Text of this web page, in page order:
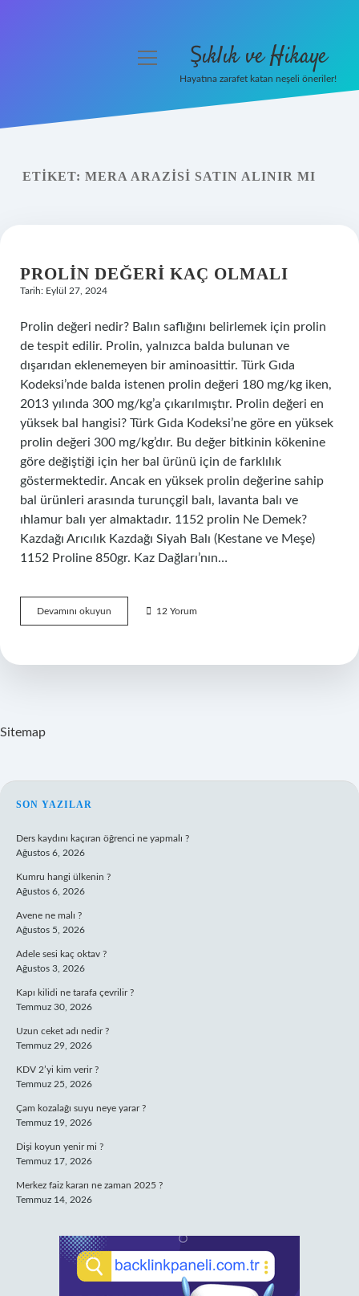
Yasal Uyarı
menüyü
Şıklık ve Hikaye
Hayatına zarafet katan neşeli öneriler!
ETIKET: MERA ARAZISI SATIN ALINIR MI
PROLIN DEĞERI KAÇ OLMALI
Tarih: Eylül 27, 2024
Prolin değeri nedir? Balın saflığını belirlemek için prolin
de tespit edilir. Prolin, yalnızca balda bulunan ve
dışarıdan eklenemeyen bir aminoasittir. Türk Gıda
Kodeksi’nde balda istenen prolin değeri 180 mg/kg iken,
2013 yılında 300 mg/kg’a çıkarılmıştır. Prolin değeri en
yüksek bal hangisi? Türk Gıda Kodeksi’ne göre en yüksek
prolin değeri 300 mg/kg’dır. Bu değer bitkinin kökenine
göre değiştiği için her bal ürünü için de farklılık
göstermektedir. Ancak en yüksek prolin değerine sahip
bal ürünleri arasında turunçgil balı, lavanta balı ve
ıhlamur balı yer almaktadır. 1152 prolin Ne Demek?
Kazdağı Arıcılık Kazdağı Siyah Balı (Kestane ve Meşe)
1152 Proline 850gr. Kaz Dağları’nın…
Devamını okuyun
Değeri
12 Yorum
Sitemap
SIDEBAR
SON YAZILAR
Ders kaydını kaçıran öğrenci ne yapmalı ?
Ağustos 6, 2026
Kumru hangi ülkenin ?
Ağustos 6, 2026
Avene ne malı ?
Ağustos 5, 2026
Adele sesi kaç oktav ?
Ağustos 3, 2026
Kapı kilidi ne tarafa çevrilir ?
Temmuz 30, 2026
Uzun ceket adı nedir ?
Temmuz 29, 2026
KDV 2’yi kim verir ?
Temmuz 25, 2026
Çam kozalağı suyu neye yarar ?
Temmuz 19, 2026
Dişi koyun yenir mi ?
Temmuz 17, 2026
Merkez faiz kararı ne zaman 2025 ?
Temmuz 14, 2026